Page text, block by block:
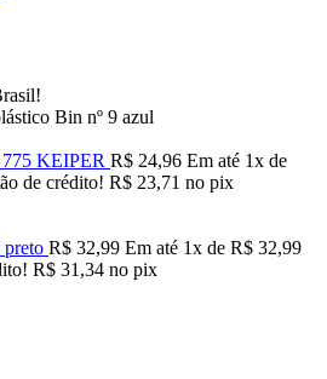
Bin nº 9 azul
KEIPER R$ 24,96 Em até 1x de
de crédito! R$ 23,71 no pix
preto R$ 32,99 Em até 1x de R$ 32,99
R$ 31,34 no pix